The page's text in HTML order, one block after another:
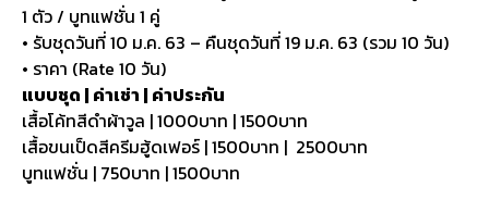
1 ตัว / บูทแฟชั่น 1 คู่
• รับชุดวันที่ 10 ม.ค. 63 – คืนชุดวันที่ 19 ม.ค. 63 (รวม 10 วัน)
• ราคา (Rate 10 วัน)
แบบชุด | ค่าเช่า | ค่าประกัน
เสื้อโค้ทสีดำผ้าวูล | 1000บาท | 1500บาท
เสื้อขนเป็ดสีครีมฮู้ดเฟอร์ | 1500บาท | 2500บาท
บูทแฟชั่น | 750บาท | 1500บาท